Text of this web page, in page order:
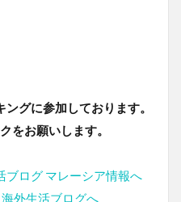
ングに参加しております。
をお願いします。